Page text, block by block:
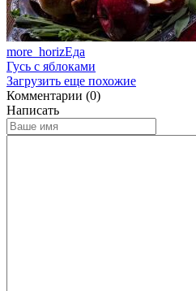
more_horizЕда
Гусь с яблоками
Загрузить еще похожие
Комментарии (0)
Написать